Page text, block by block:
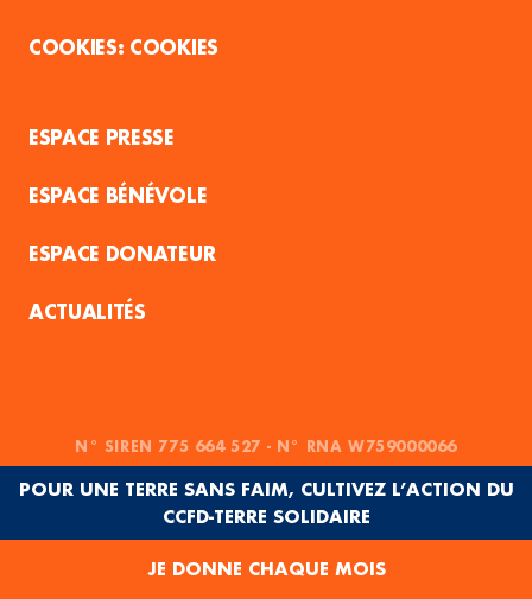
COOKIES
ESPACE PRESSE
ESPACE BÉNÉVOLE
ESPACE DONATEUR
ACTUALITÉS
N° SIREN 775 664 527 - N° RNA W759000066
POUR UNE TERRE SANS FAIM, CULTIVEZ L’ACTION DU
CCFD-TERRE SOLIDAIRE
JE DONNE CHAQUE MOIS